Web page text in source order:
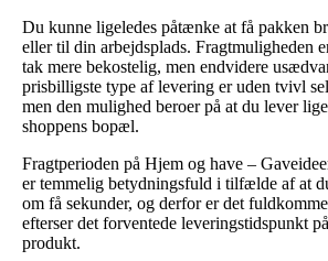
Du kunne ligeledes påtænke at få pakken
eller til din arbejdsplads. Fragtmuligheden
tak mere bekostelig, men endvidere
prisbilligste type af levering er uden tvivl
men den mulighed beroer på at du lever
shoppens bopæl.
Fragtperioden på Hjem og have –
er temmelig betydningsfuld i tilfælde af at
om få sekunder, og derfor er det
efterser det forventede leveringstidspunkt
produkt.